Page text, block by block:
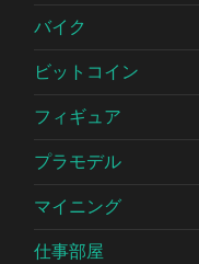
バイク
ビットコイン
フィギュア
プラモデル
マイニング
仕事部屋